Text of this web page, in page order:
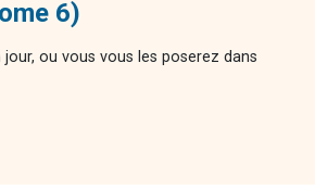
6)
ou vous vous les poserez dans